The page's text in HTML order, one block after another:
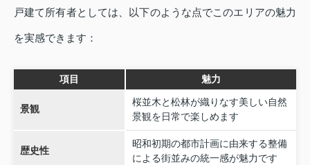
戸建て所有者としては、以下のような点でこのエリアの魅力
を実感できます：
項目 魅力
景観
桜並木と松林が織りなす美しい自然
景観を日常で楽しめます
歴史性
昭和初期の都市計画に由来する整備
による街並みの統一感が魅力です